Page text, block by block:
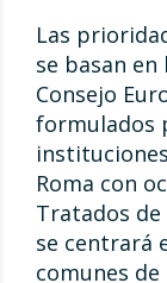
Las
se basan
Consejo
formulados
Roma con
Tratados de
se centrará
comunes